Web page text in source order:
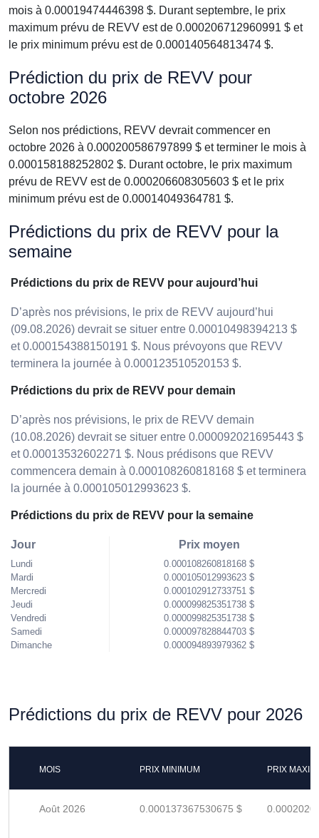
mois à 0.00019474446398 $. Durant septembre, le prix
maximum prévu de REVV est de 0.000206712960991 $ et
le prix minimum prévu est de 0.000140564813474 $.
Prédiction du prix de REVV pour
octobre 2026
Selon nos prédictions, REVV devrait commencer en
octobre 2026 à 0.000200586797899 $ et terminer le mois à
0.000158188252802 $. Durant octobre, le prix maximum
prévu de REVV est de 0.000206608305603 $ et le prix
minimum prévu est de 0.00014049364781 $.
Prédictions du prix de REVV pour la
semaine
Prédictions du prix de REVV pour aujourd’hui
D’après nos prévisions, le prix de REVV aujourd’hui
(09.08.2026) devrait se situer entre 0.00010498394213 $
et 0.000154388150191 $. Nous prévoyons que REVV
terminera la journée à 0.000123510520153 $.
Prédictions du prix de REVV pour demain
D’après nos prévisions, le prix de REVV demain
(10.08.2026) devrait se situer entre 0.000092021695443 $
et 0.00013532602271 $. Nous prédisons que REVV
commencera demain à 0.000108260818168 $ et terminera
la journée à 0.000105012993623 $.
Prédictions du prix de REVV pour la semaine
Jour
Lundi
Mardi
Mercredi
Jeudi
Vendredi
Samedi
Dimanche
Prix moyen
0.000108260818168 $
0.000105012993623 $
0.000102912733751 $
0.000099825351738 $
0.000099825351738 $
0.000097828844703 $
0.000094893979362 $
Prédictions du prix de REVV pour 2026
MOIS PRIX MINIMUM PRIX
Août 2026 0.000137367530675 $